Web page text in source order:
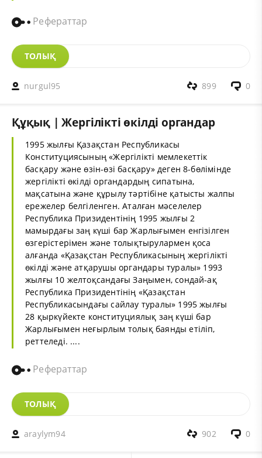
Рефераттар
ТОЛЫҚ
nurgul95 0
899
Құқық | Жергілікті өкілді органдар
1995 жылғы Қазақстан Республикасы
Конституциясының «Жергілікті мемлекеттік
басқару және өзін-өзі басқару» деген 8-бөлімінде
жергілікті өкілді органдардың сипатына,
мақсатына және құрылу тәртібіне қатысты жалпы
ережелер белгіленген. Аталған мәселелер
Республика Призидентінің 1995 жылғы 2
мамырдағы заң күші бар Жарлығымен енгізілген
өзгерістерімен және толықтырулармен қоса
алғанда «Қазақстан Республикасының жергілікті
өкілді және атқарушы органдары туралы» 1993
жылғы 10 желтоқсандағы Заңымен, сондай-ақ
Республика Призидентінің «Қазақстан
Республикасындағы сайлау туралы» 1995 жылғы
28 қыркүйекте конституциялық заң күші бар
Жарлығымен неғырлым толық баянды етіліп,
реттеледі. ....
Рефераттар
ТОЛЫҚ
araylym94 0
902